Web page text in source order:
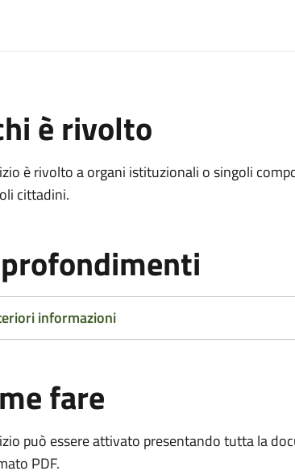
è rivolto
è rivolto a organi istituzionali o singoli
cittadini.
informazioni
fare
può essere attivato presentando tutta la
PDF.